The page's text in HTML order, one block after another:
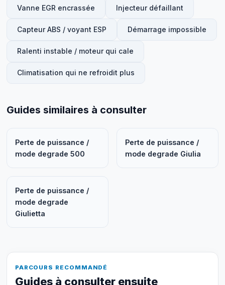
Vanne EGR encrassée Injecteur défaillant
Capteur ABS / voyant ESP Démarrage impossible
Ralenti instable / moteur qui cale
Climatisation qui ne refroidit plus
Guides similaires à consulter
Perte de puissance /
mode degrade 500
Perte de puissance /
mode degrade Giulia
Perte de puissance /
mode degrade
Giulietta
PARCOURS RECOMMANDÉ
Guides à consulter ensuite